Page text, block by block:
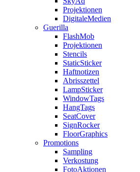
Projektionen
DigitaleMedien
Guerilla
FlashMob
Projektionen
Stencils
StaticSticker
Haftnotizen
Abrisszettel
LampSticker
WindowTags
HangTags
SeatCover
SignRocker
FloorGraphics
Promotions
Sampling
Verkostung
FotoAktionen